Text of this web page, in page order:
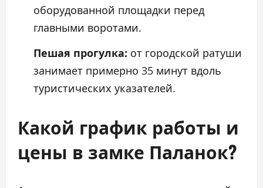
оборудованной площадки перед
главными воротами.
Пешая прогулка: от городской ратуши
занимает примерно 35 минут вдоль
туристических указателей.
Какой график работы и
цены в замке Паланок?